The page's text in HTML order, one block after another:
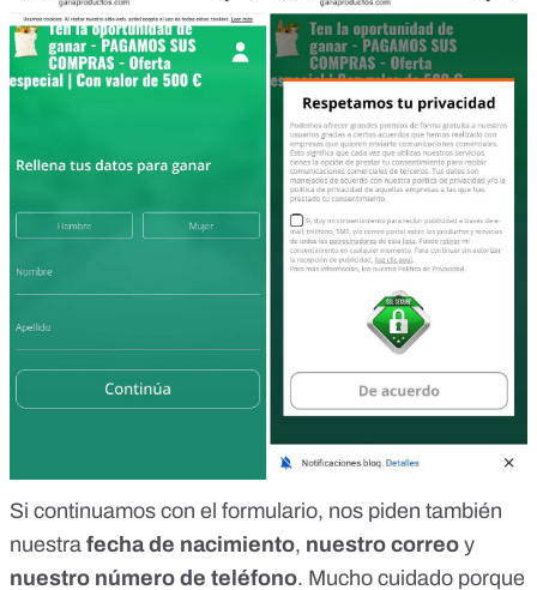
Si continuamos con el formulario, nos piden también
nuestra fecha de nacimiento, nuestro correo y
nuestro número de teléfono. Mucho cuidado porque